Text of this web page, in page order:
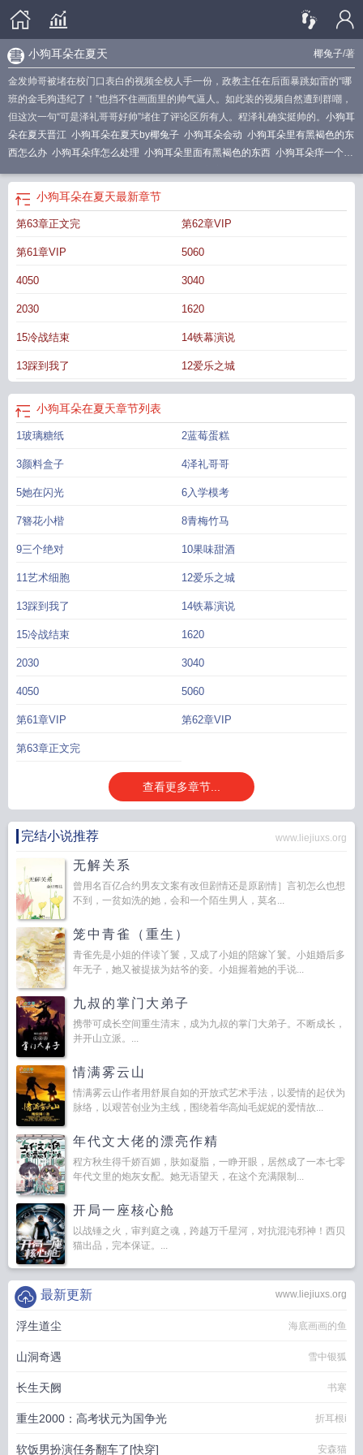
椰兔子/著
小狗耳朵在夏天
金发帅哥被堵在校门口表白的视频全校人手一份，政教主任在后面暴跳如雷的“哪
班的金毛狗违纪了！”也挡不住画面里的帅气逼人。如此装的视频自然遭到群嘲，
但这次一句“可是泽礼哥哥好帅”堵住了评论区所有人。程泽礼确实挺帅的。 小狗耳
朵在夏天晋江 小狗耳朵在夏天by椰兔子 小狗耳朵会动 小狗耳朵里有黑褐色的东
西怎么办 小狗耳朵痒怎么处理 小狗耳朵里面有黑褐色的东西 小狗耳朵痒一个劲
天椰兔子TXT
狗狗耳朵平时是热的吗
露皮了怎么回事
臭味小狗耳朵里面有脓水怎么弄 小狗耳朵在夏天TXT笔趣阁
兔子
小狗耳朵在夏天全文TXT
笔趣阁
小狗耳朵在夏天最新章节
第63章正文完 第62章VIP
第61章VIP 5060
4050 3040
2030 1620
15冷战结束 14铁幕演说
13踩到我了 12爱乐之城
小狗耳朵在夏天章节列表
1玻璃糖纸 2蓝莓蛋糕
3颜料盒子 4泽礼哥哥
5她在闪光 6入学模考
7簪花小楷 8青梅竹马
9三个绝对 10果味甜酒
11艺术细胞 12爱乐之城
13踩到我了 14铁幕演说
15冷战结束 1620
2030 3040
4050 5060
第61章VIP 第62章VIP
第63章正文完
查看更多章节...
完结小说推荐 www.liejiuxs.org
无解关系
曾用名百亿合约男友文案有改但剧情还是原剧情］言初怎么也想
不到，一贫如洗的她，会和一个陌生男人，莫名...
笼中青雀（重生）
青雀先是小姐的伴读丫鬟，又成了小姐的陪嫁丫鬟。小姐婚后多
年无子，她又被提拔为姑爷的妾。小姐握着她的手说...
九叔的掌门大弟子
携带可成长空间重生清末，成为九叔的掌门大弟子。不断成长，
并开山立派。...
情满雾云山
情满雾云山作者用舒展自如的开放式艺术手法，以爱情的起伏为
脉络，以艰苦创业为主线，围绕着华高灿毛妮妮的爱情故...
年代文大佬的漂亮作精
程方秋生得千娇百媚，肤如凝脂，一睁开眼，居然成了一本七零
年代文里的炮灰女配。她无语望天，在这个充满限制...
开局一座核心舱
以战锤之火，审判庭之魂，跨越万千星河，对抗混沌邪神！西贝
猫出品，完本保证。...
www.liejiuxs.org
最新更新
浮生道尘 海底画画的鱼
山洞奇遇 雪中银狐
长生天阙 书寒
重生2000：高考状元为国争光 折耳根i
软饭男扮演任务翻车了[快穿] 安森猫